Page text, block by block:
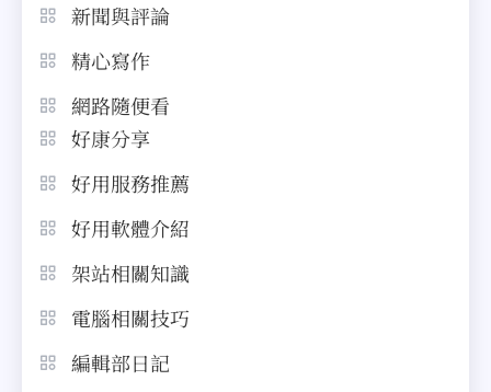
新聞與評論
精心寫作
網路隨便看
好康分享
好用服務推薦
好用軟體介紹
架站相關知識
電腦相關技巧
編輯部日記